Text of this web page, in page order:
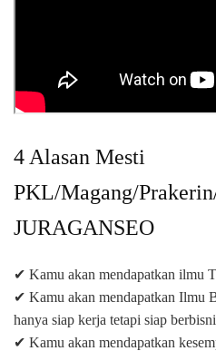
4 Alasan Mesti
PKL/Magang/
JURAGANSEO
✔ Kamu akan mendapatkan ilmu
✔ Kamu akan mendapatkan Ilmu
hanya siap kerja tetapi siap
✔ Kamu akan mendapatkan